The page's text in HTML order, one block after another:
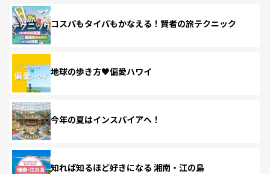
コスパもタイパもかなえる！賢者の旅テクニック
地球の歩き方♥偏愛ハワイ
今年の夏はインスパイアへ！
知れば知るほど好きになる 湘南・江の島